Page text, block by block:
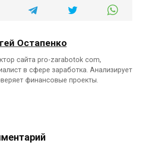
Остапенко
сайта pro-zarabotok com,
в сфере заработка. Анализирует
финансовые проекты.